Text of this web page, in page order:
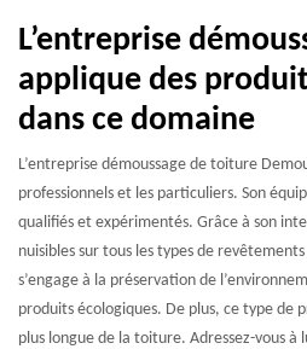
L’entreprise
applique des
dans ce domaine
L’entreprise démoussage de toiture
professionnels et les particuliers. Son
qualifiés et expérimentés. Grâce à son
nuisibles sur tous les types de
s’engage à la préservation de
produits écologiques. De plus, ce type de
plus longue de la toiture. Adressez-vous à